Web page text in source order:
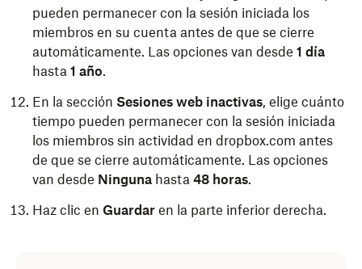
pueden permanecer con la sesión iniciada los
miembros en su cuenta antes de que se cierre
automáticamente. Las opciones van desde 1 día
hasta 1 año.
En la sección Sesiones web inactivas, elige cuánto
tiempo pueden permanecer con la sesión iniciada
los miembros sin actividad en dropbox.com antes
de que se cierre automáticamente. Las opciones
van desde Ninguna hasta 48 horas.
Haz clic en Guardar en la parte inferior derecha.